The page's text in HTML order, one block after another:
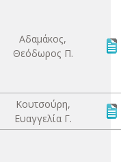
Αδαμάκος,
Θεόδωρος Π.
Κουτσούρη,
Ευαγγελία Γ.